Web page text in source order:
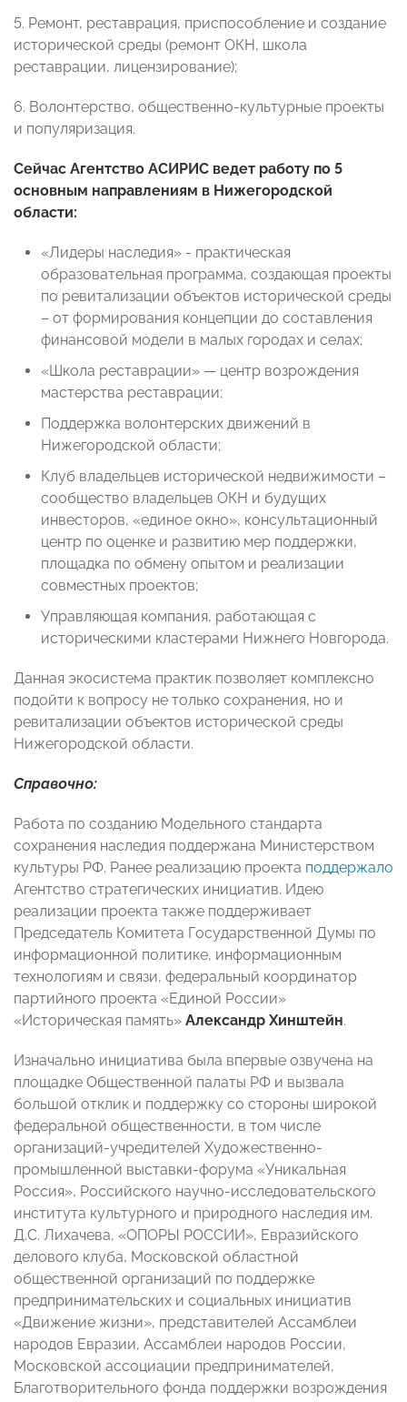
5. Ремонт, реставрация, приспособление и создание
исторической среды (ремонт ОКН, школа
реставрации, лицензирование);
6. Волонтерство, общественно-культурные проекты
и популяризация.
Сейчас Агентство АСИРИС ведет работу по 5
основным направлениям в Нижегородской
области:
«Лидеры наследия» - практическая
образовательная программа, создающая проекты
по ревитализации объектов исторической среды
– от формирования концепции до составления
финансовой модели в малых городах и селах;
«Школа реставрации» — центр возрождения
мастерства реставрации;
Поддержка волонтерских движений в
Нижегородской области;
Клуб владельцев исторической недвижимости –
сообщество владельцев ОКН и будущих
инвесторов, «единое окно», консультационный
центр по оценке и развитию мер поддержки,
площадка по обмену опытом и реализации
совместных проектов;
Управляющая компания, работающая с
историческими кластерами Нижнего Новгорода.
Данная экосистема практик позволяет комплексно
подойти к вопросу не только сохранения, но и
ревитализации объектов исторической среды
Нижегородской области.
Справочно:
Работа по созданию Модельного стандарта
сохранения наследия поддержана Министерством
культуры РФ. Ранее реализацию проекта поддержало
Агентство стратегических инициатив. Идею
реализации проекта также поддерживает
Председатель Комитета Государственной Думы по
информационной политике, информационным
технологиям и связи, федеральный координатор
партийного проекта «Единой России»
«Историческая память» Александр Хинштейн.
Изначально инициатива была впервые озвучена на
площадке Общественной палаты РФ и вызвала
большой отклик и поддержку со стороны широкой
федеральной общественности, в том числе
организаций-учредителей Художественно-
промышленной выставки-форума «Уникальная
Россия», Российского научно-исследовательского
института культурного и природного наследия им.
Д.С. Лихачева, «ОПОРЫ РОССИИ», Евразийского
делового клуба, Московской областной
общественной организаций по поддержке
предпринимательских и социальных инициатив
«Движение жизни», представителей Ассамблеи
народов Евразии, Ассамблеи народов России,
Московской ассоциации предпринимателей,
Благотворительного фонда поддержки возрождения